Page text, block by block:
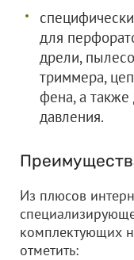
для
дрели,
триммера,
фена, а
давления.
Из плюсов
комплектующих
отметить: